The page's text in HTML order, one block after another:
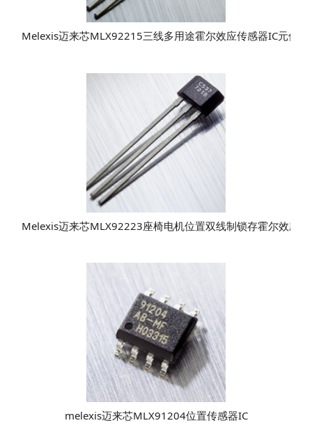
Melexis迈来芯MLX92215三线多用途霍尔效应传感器IC元件​
​Melexis迈来芯MLX92223座椅电机位置双线制锁存霍尔效应ic
melexis迈来芯MLX91204位置传感器IC